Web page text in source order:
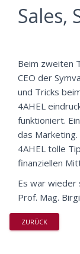
Sales,
Beim zweiten
CEO der
und Tricks
4AHEL
funktioniert.
das
4AHEL tolle
finanziellen
Es war wieder
Prof. Mag.
ZURÜCK